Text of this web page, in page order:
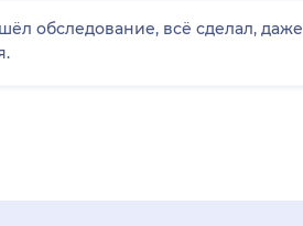
обследование, всё сделал, даже